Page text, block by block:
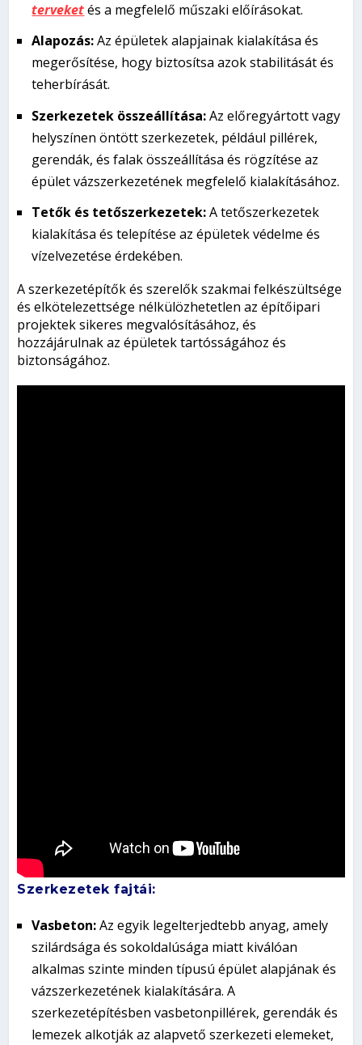
terveketés a megfelelő műszaki előírásokat.
Alapozás:Az épületek alapjainak kialakítása és
megerősítése, hogy biztosítsa azok stabilitását és
teherbírását.
Szerkezetek összeállítása:Az előregyártott vagy
helyszínen öntött szerkezetek, például pillérek,
gerendák, és falak összeállítása és rögzítése az
épület vázszerkezetének megfelelő kialakításához.
Tetők és tetőszerkezetek:A tetőszerkezetek
kialakítása és telepítése az épületek védelme és
vízelvezetése érdekében.
A szerkezetépítők és szerelők szakmai felkészültsége
és elkötelezettsége nélkülözhetetlen az építőipari
projektek sikeres megvalósításához, és
hozzájárulnak az épületek tartósságához és
biztonságához.
Szerkezetek fajtái:
Vasbeton:Az egyik legelterjedtebb anyag, amely
szilárdsága és sokoldalúsága miatt kiválóan
alkalmas szinte minden típusú épület alapjának és
vázszerkezetének kialakítására. A
szerkezetépítésben vasbetonpillérek, gerendák és
lemezek alkotják az alapvető szerkezeti elemeket,